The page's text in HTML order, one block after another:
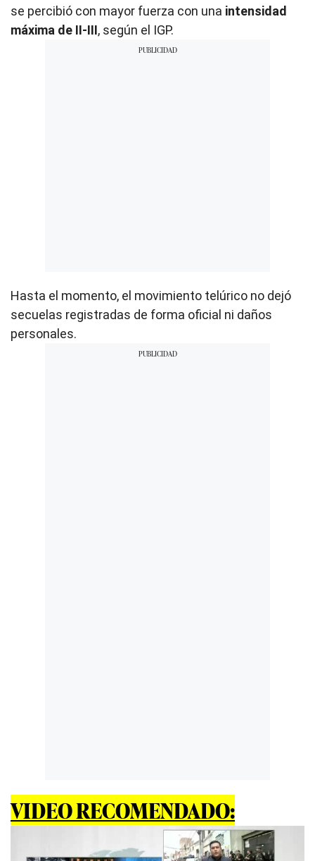
se percibió con mayor fuerza con una intensidad
máxima de II-III, según el IGP.
Hasta el momento, el movimiento telúrico no dejó
secuelas registradas de forma oficial ni daños
personales.
VIDEO RECOMENDADO: